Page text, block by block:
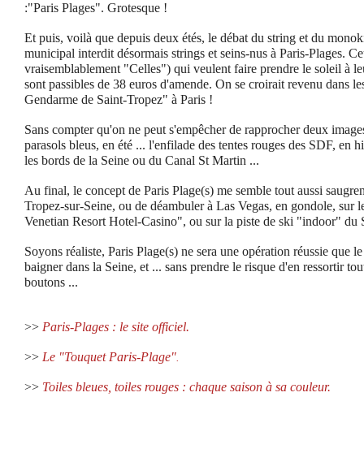
:"Paris Plages". Grotesque !
Et puis, voilà que depuis deux étés, le débat du string et du
municipal interdit désormais strings et seins-nus à Paris-Plages.
vraisemblablement "Celles") qui veulent faire prendre le soleil à
sont passibles de 38 euros d'amende. On se croirait revenu dans
Gendarme de Saint-Tropez" à Paris !
Sans compter qu'on ne peut s'empêcher de rapprocher deux
parasols bleus, en été ... l'enfilade des tentes rouges des SDF, en
les bords de la Seine ou du Canal St Martin ...
Au final, le concept de Paris Plage(s) me semble tout aussi
Tropez-sur-Seine, ou de déambuler à Las Vegas, en gondole, sur
Venetian Resort Hotel-Casino", ou sur la piste de ski "indoor" du
Soyons réaliste, Paris Plage(s) ne sera une opération réussie que
baigner dans la Seine, et ... sans prendre le risque d'en ressortir
boutons ...
>> Paris-Plages : le site officiel.
>> Le "Touquet Paris-Plage".
>> Toiles bleues, toiles rouges : chaque saison à sa couleur.